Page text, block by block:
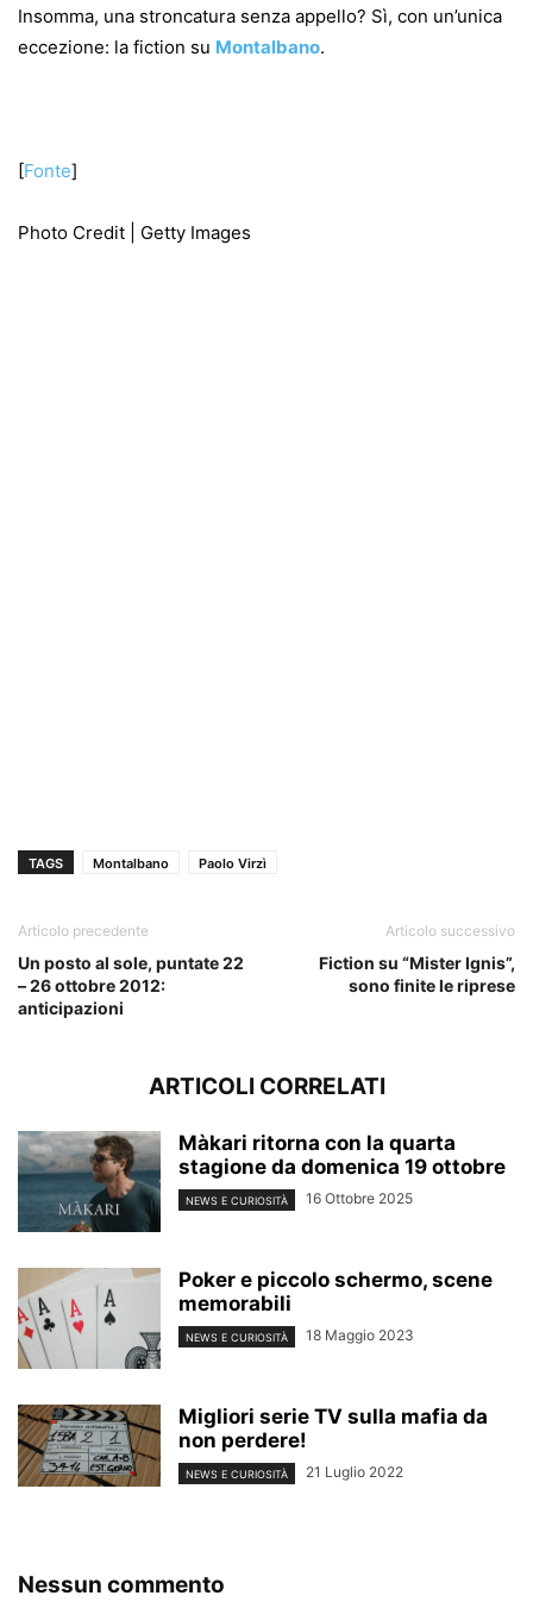
Insomma, una stroncatura senza appello? Sì, con un’unica
eccezione: la fiction su Montalbano.
[Fonte]
Photo Credit | Getty Images
TAGS Montalbano Paolo Virzì
Articolo precedente
Un posto al sole, puntate 22
– 26 ottobre 2012:
anticipazioni
Articolo successivo
Fiction su “Mister Ignis”,
sono finite le riprese
ARTICOLI CORRELATI
Màkari ritorna con la quarta
stagione da domenica 19 ottobre
NEWS E CURIOSITÀ 16 Ottobre 2025
Poker e piccolo schermo, scene
memorabili
NEWS E CURIOSITÀ 18 Maggio 2023
Migliori serie TV sulla mafia da
non perdere!
NEWS E CURIOSITÀ 21 Luglio 2022
Nessun commento